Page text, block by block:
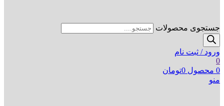
جستجوی محصولات
ورود / ثبت نام
0
0 محصول 0تومان
منو